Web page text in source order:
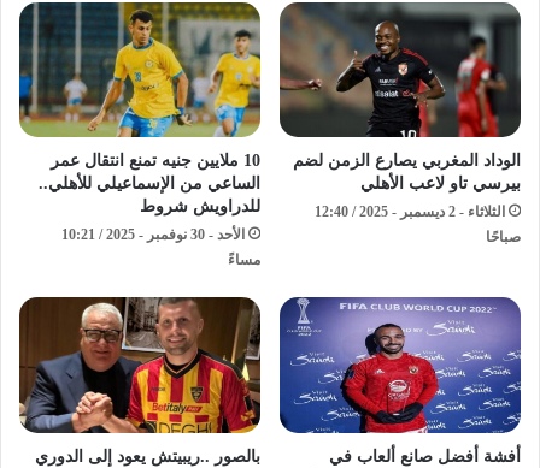
الوداد المغربي يصارع الزمن لضم
بيرسي تاو لاعب الأهلي
الثلاثاء - 2 ديسمبر - 2025 / 12:40
صباحًا
10 ملايين جنيه تمنع انتقال عمر
الساعي من الإسماعيلي للأهلي..
للدراويش شروط
الأحد - 30 نوفمبر - 2025 / 10:21
مساءً
أفشة أفضل صانع ألعاب في
بالصور ..ريبيتش يعود إلى الدوري